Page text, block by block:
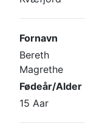
Fornavn
Bereth
Magrethe
Fødeår/Alder
15 Aar